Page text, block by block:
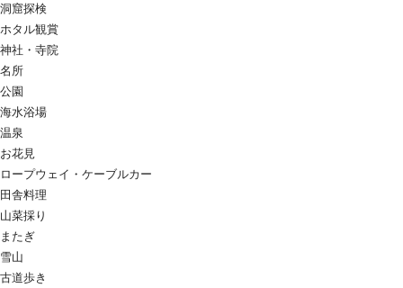
洞窟探検
ホタル観賞
神社・寺院
名所
公園
海水浴場
温泉
お花見
ロープウェイ・ケーブルカー
田舎料理
山菜採り
またぎ
雪山
古道歩き